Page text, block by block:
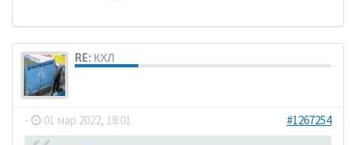
RE: КХЛ
- 01 мар 2022, 18:01 #1267254